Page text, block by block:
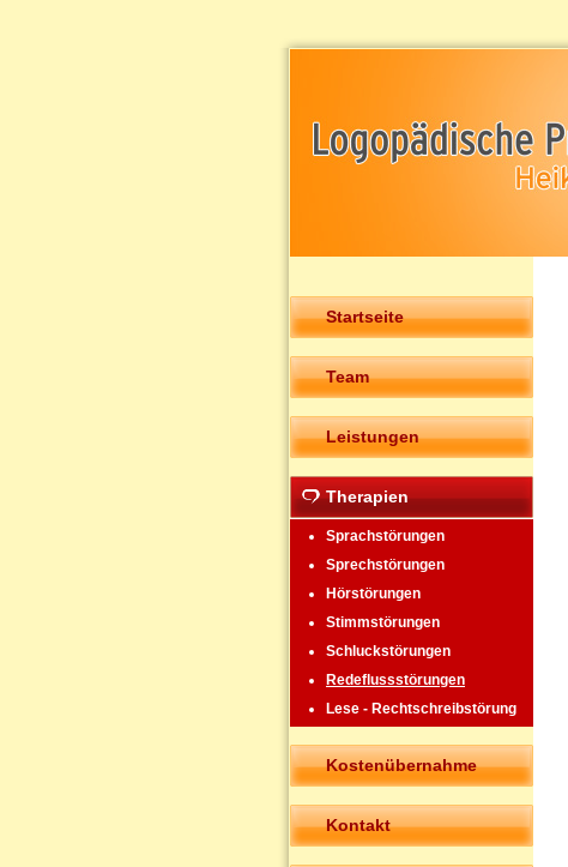
Startseite
Team
Leistungen
Therapien
Sprachstörungen
Sprechstörungen
Hörstörungen
Stimmstörungen
Schluckstörungen
Redeflussstörungen
Lese - Rechtschreibstörung
Kostenübernahme
Kontakt